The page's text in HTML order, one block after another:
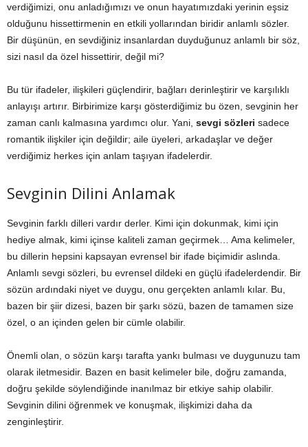
verdiğimizi, onu anladığımızı ve onun hayatımızdaki yerinin eşsiz
olduğunu hissettirmenin en etkili yollarından biridir anlamlı sözler.
Bir düşünün, en sevdiğiniz insanlardan duyduğunuz anlamlı bir söz,
sizi nasıl da özel hissettirir, değil mi?
Bu tür ifadeler, ilişkileri güçlendirir, bağları derinleştirir ve karşılıklı
anlayışı artırır. Birbirimize karşı gösterdiğimiz bu özen, sevginin her
zaman canlı kalmasına yardımcı olur. Yani, sevgi sözleri sadece
romantik ilişkiler için değildir; aile üyeleri, arkadaşlar ve değer
verdiğimiz herkes için anlam taşıyan ifadelerdir.
Sevginin Dilini Anlamak
Sevginin farklı dilleri vardır derler. Kimi için dokunmak, kimi için
hediye almak, kimi içinse kaliteli zaman geçirmek… Ama kelimeler,
bu dillerin hepsini kapsayan evrensel bir ifade biçimidir aslında.
Anlamlı sevgi sözleri, bu evrensel dildeki en güçlü ifadelerdendir. Bir
sözün ardındaki niyet ve duygu, onu gerçekten anlamlı kılar. Bu,
bazen bir şiir dizesi, bazen bir şarkı sözü, bazen de tamamen size
özel, o an içinden gelen bir cümle olabilir.
Önemli olan, o sözün karşı tarafta yankı bulması ve duygunuzu tam
olarak iletmesidir. Bazen en basit kelimeler bile, doğru zamanda,
doğru şekilde söylendiğinde inanılmaz bir etkiye sahip olabilir.
Sevginin dilini öğrenmek ve konuşmak, ilişkimizi daha da
zenginleştirir.